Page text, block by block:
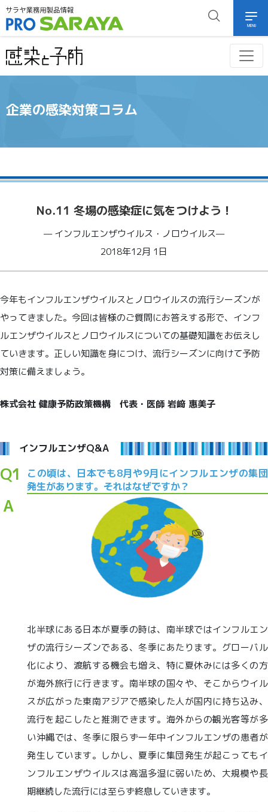
MENU
企業の感染対策コラム
No.11 冬場の感染症に気をつけよう！
— インフルエンザウイルス・ノロウイルス—
2018年12月 1日
今年もインフルエンザウイルスとノロウイルスの流行シーズンが
やってきました。今回は皆様のご質問にお答えする形で、インフ
ルエンザウイルスとノロウイルスについての基礎知識をお伝えし
ていきます。正しい知識を身につけ、流行シーズンに向けて予防
対策に備えましょう。
株式会社 健康予防政策機構 代表・医師 岩﨑 惠美子
インフルエンザQ&A
Q1
この頃は、日本でも8月や9月にインフルエンザの集団
発生があります。それはなぜですか？
北半球にある日本が夏季の時は、南半球ではインフルエン
ザの流行シーズンである、冬季にあたります。グローバル
化により、渡航する機会も増え、特に夏休みには多くの方
が海外旅行に行きます。南半球の国々や、そこからウイル
スが広がった東南アジアで感染した人が国内に持ち込み、
流行を起こしたと推測できます。海外からの観光客等が多
い沖縄では、冬季に限らず一年中インフルエンザの患者が
発生しています。しかし、夏季に集団発生が起こってもイ
ンフルエンザウイルスは高温多湿に弱いため、大規模や長
期継続した流行には至らず終息していきます。